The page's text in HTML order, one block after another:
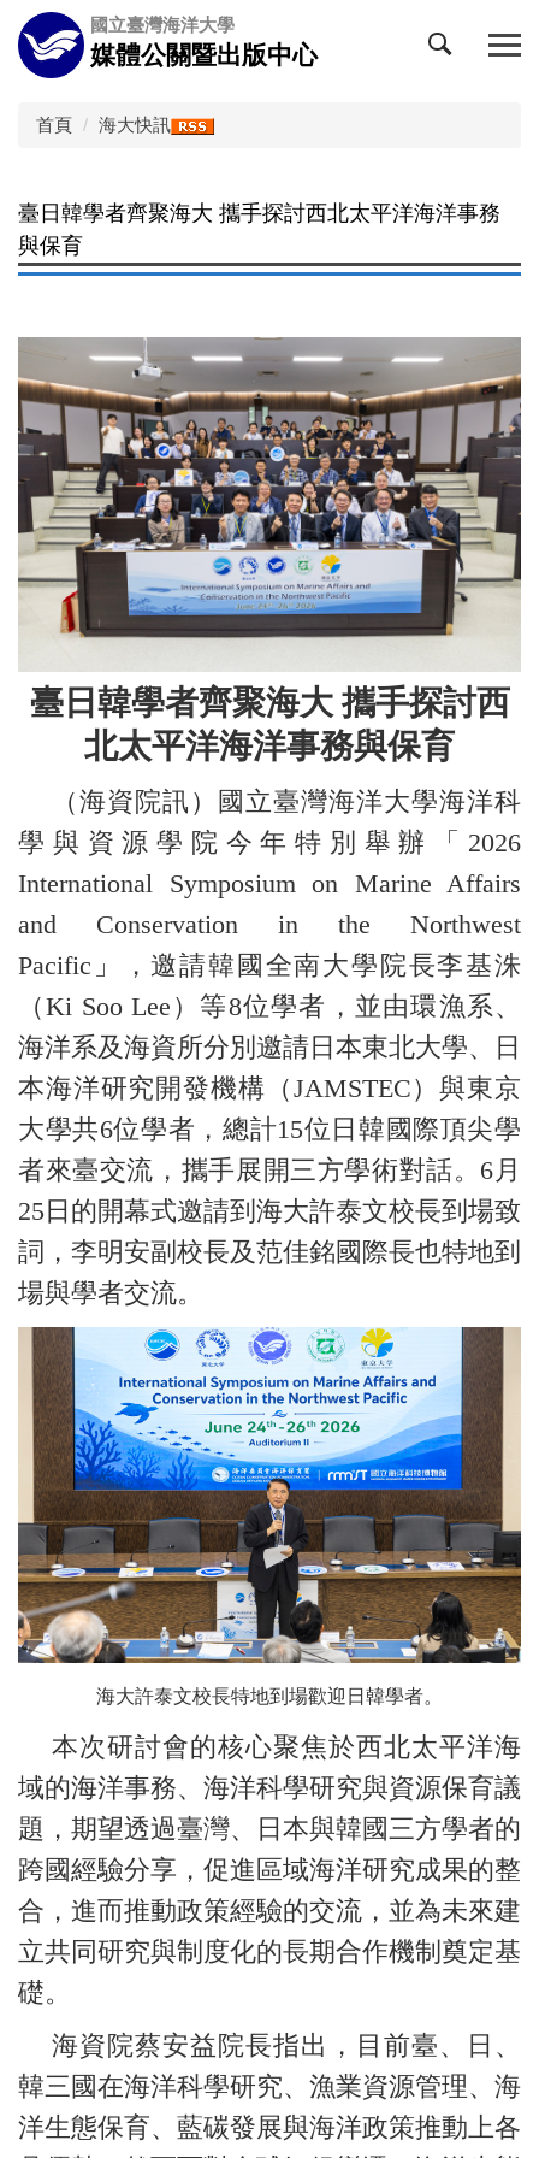
跳
到
主
國立臺灣海洋大學
媒體公關暨出版中心
首頁 海大快訊
臺日韓學者齊聚海大 攜手探討西北太平洋海洋事務
與保育
臺日韓學者齊聚海大 攜手探討西
北太平洋海洋事務與保育
（海資院訊）國立臺灣海洋大學海洋科
學與資源學院今年特別舉辦「2026
International Symposium on Marine Affairs
and Conservation in the Northwest
Pacific」，邀請韓國全南大學院長李基洙
（Ki Soo Lee）等8位學者，並由環漁系、
海洋系及海資所分別邀請日本東北大學、日
本海洋研究開發機構（JAMSTEC）與東京
大學共6位學者，總計15位日韓國際頂尖學
者來臺交流，攜手展開三方學術對話。6月
25日的開幕式邀請到海大許泰文校長到場致
詞，李明安副校長及范佳銘國際長也特地到
場與學者交流。
海大許泰文校長特地到場歡迎日韓學者。
本次研討會的核心聚焦於西北太平洋海
域的海洋事務、海洋科學研究與資源保育議
題，期望透過臺灣、日本與韓國三方學者的
跨國經驗分享，促進區域海洋研究成果的整
合，進而推動政策經驗的交流，並為未來建
立共同研究與制度化的長期合作機制奠定基
礎。
海資院蔡安益院長指出，目前臺、日、
韓三國在海洋科學研究、漁業資源管理、海
洋生態保育、藍碳發展與海洋政策推動上各